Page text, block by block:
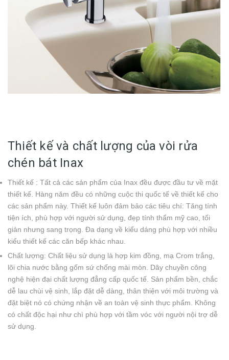
Thiết kế và chất lượng của vòi rửa
chén bát Inax
Thiết kế : Tất cả các sản phẩm của Inax đều được đầu tư về mặt
thiết kế. Hàng năm đều có những cuộc thi quốc tế về thiết kế cho
các sản phẩm này. Thiết kế luôn đảm bảo các tiêu chí: Tăng tính
tiện ích, phù hợp với người sử dụng, đẹp tính thẩm mỹ cao, tối
giản nhưng sang trọng. Đa dạng về kiểu dáng phù hợp với nhiều
kiểu thiết kế các căn bếp khác nhau.
Chất lượng: Chất liệu sử dụng là hợp kim đồng, mạ Crom trắng,
lõi chia nước bằng gốm sứ chống mài mòn. Dây chuyền công
nghệ hiện đại chất lượng đẳng cấp quốc tế. Sản phẩm bền, chắc
dễ lau chùi vệ sinh, lắp đặt dễ dàng, thân thiện với môi trường và
đặt biệt nó có chứng nhận về an toàn vệ sinh thực phẩm. Không
có chất độc hại như chì phù hợp với tầm vóc với người nội trợ dễ
sử dụng.